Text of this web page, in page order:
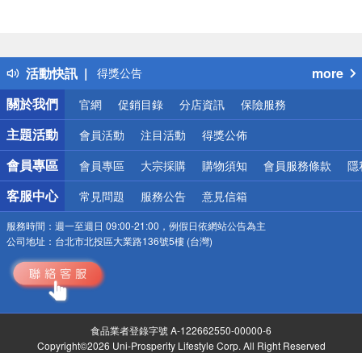
活動快訊
得獎公告
熱門話題
銀行優惠
偏遠地區配送
詐騙網頁！請小心！
more
關於我們
官網 促銷目錄 分店資訊 保險服務
主題活動 會員活動 注目活動 得獎公佈
會員專區 會員專區 大宗採購 購物須知 會員服務條款 隱
客服中心 常見問題 服務公告 意見信箱
服務時間： 週一至週日 09:00-21:00，例假日依網站公告為主
公司地址： 台北市北投區大業路136號5樓 (台灣)
食品業者登錄字號 A-122662550-00000-6
Copyright©2026 Uni-Prosperity Lifestyle Corp. All Right Reserved